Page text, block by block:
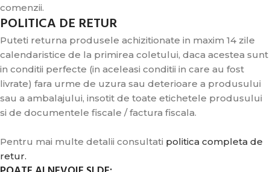
comenzii.
POLITICA DE RETUR
Puteti returna produsele achizitionate in maxim 14 zile
calendaristice de la primirea coletului, daca acestea sunt
in conditii perfecte (in aceleasi conditii in care au fost
livrate) fara urme de uzura sau deterioare a produsului
sau a ambalajului, insotit de toate etichetele produsului
si de documentele fiscale / factura fiscala.
Pentru mai multe detalii consultati politica completa de
retur.